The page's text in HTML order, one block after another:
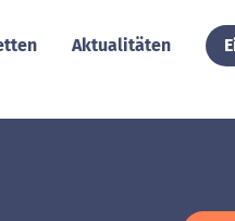
Aktualitäten